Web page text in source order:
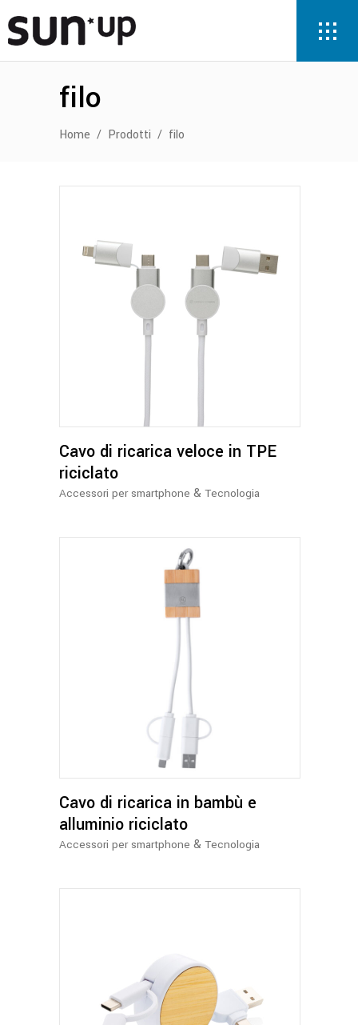
filo
Home / Prodotti / filo
Questo
prodotto
opzioni
possono
scelte
del
prodotto
Cavo di ricarica veloce in TPE
riciclato
Accessori per smartphone & Tecnologia
Cavo di ricarica in bambù e
alluminio riciclato
Accessori per smartphone & Tecnologia